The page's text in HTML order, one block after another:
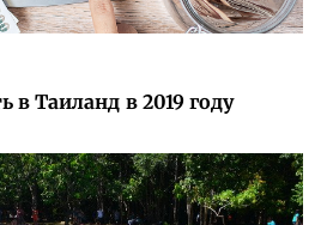
в Таиланд в 2019 году